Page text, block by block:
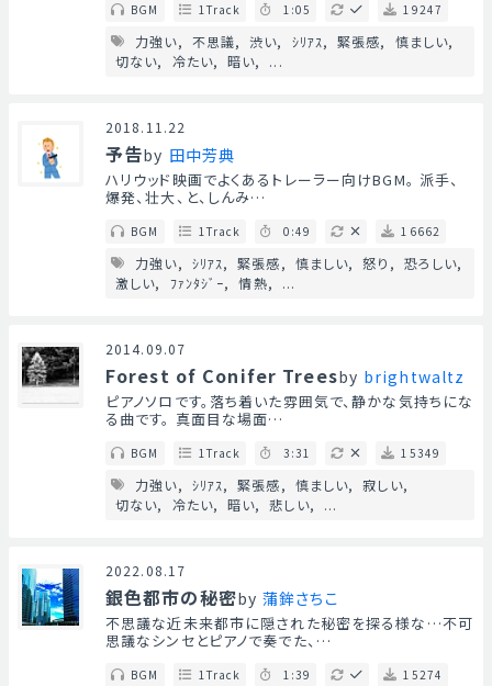
BGM 1Track 1:05 19247
力強い 不思議 渋い ｼﾘｱｽ 緊張感
慎ましい
切ない
冷たい 暗い ...
2018.11.22
予告by 田中芳典
ハリウッド映画でよくあるトレーラー向けBGM。 派手、
爆発、壮大、と、しんみ…
BGM 1Track 0:49 16662
力強い ｼﾘｱｽ 緊張感 慎ましい 怒り
恐ろしい
激しい
ﾌｧﾝﾀｼﾞｰ 情熱 ...
2014.09.07
Forest of Conifer Treesby brightwaltz
ピアノソロです。落ち着いた雰囲気で、静かな気持ちにな
る曲です。 真面目な場面…
BGM 1Track 3:31 15349
力強い ｼﾘｱｽ 緊張感 慎ましい
寂しい
切ない
冷たい 暗い 悲しい ...
2022.08.17
銀色都市の秘密by 蒲鉾さちこ
不思議な近未来都市に隠された秘密を探る様な…不可
思議なシンセとピアノで奏でた、…
BGM 1Track 1:39 15274